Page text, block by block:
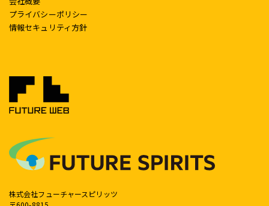
プライバシーポリシー
情報セキュリティ方針
株式会社フューチャースピリッツ